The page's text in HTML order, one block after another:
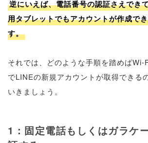
逆にいえば、電話番号の認証さえでき
用タブレットでもアカウントが作成で
す。
それでは、どのような手順を踏めばWi-
でLINEの新規アカウントが取得できる
いきましょう。
1：固定電話もしくはガラケ